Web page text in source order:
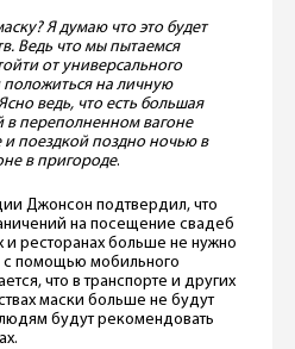
Я думаю что это будет
Ведь что мы пытаемся
от универсального
положиться на личную
ведь, что есть большая
в ​​переполненном вагоне
и поездкой поздно ночью в
в пригороде.
Джонсон подтвердил, что
на посещение свадеб
и ресторанах больше не нужно
с помощью мобильного
что в транспорте и других
маски больше не будут
будут рекомендовать